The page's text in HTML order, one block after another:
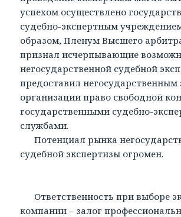
успехом осуществлено
судебно-экспертным
образом, Пленум Высшего
признал исчерпывающие
негосударственной судебной
предоставил
организации право свободной
государственными судебно-
службами.
Потенциал рынка
судебной экспертизы огромен.
Ответственность при выборе
компании – залог